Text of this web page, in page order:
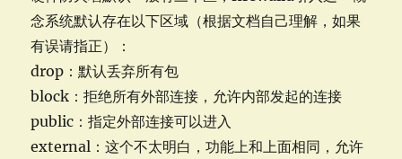
念系统默认存在以下区域（根据文档自己理解，如果
有误请指正）：
drop：默认丢弃所有包
block：拒绝所有外部连接，允许内部发起的连接
public：指定外部连接可以进入
external：这个不太明白，功能上和上面相同，允许